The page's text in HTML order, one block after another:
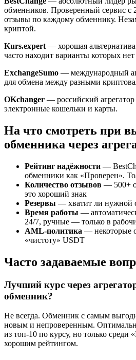
обменников. Проверенный сервис с
отзывы по каждому обменнику.
криптой.
Kurs.expert — хорошая
часто находит варианты которых
ExchangeSumo — международный
для обмена между разными
OKchanger — российский
электронные кошельки и карты.
На что смотреть при
обменника через
Рейтинг надёжности —
обменники как «Проверен».
Количество отзывов — 500+
это хороший знак
Резервы — хватит ли нужной
Время работы —
24/7, ручные — только в
AML-политика — некоторые
«чистоту» USDT
Часто задаваемые
Лучший курс через
обменник?
Не всегда. Обменник с самым
новым и непроверенным.
из топ-10 по курсу, но только среди
хорошим рейтингом.